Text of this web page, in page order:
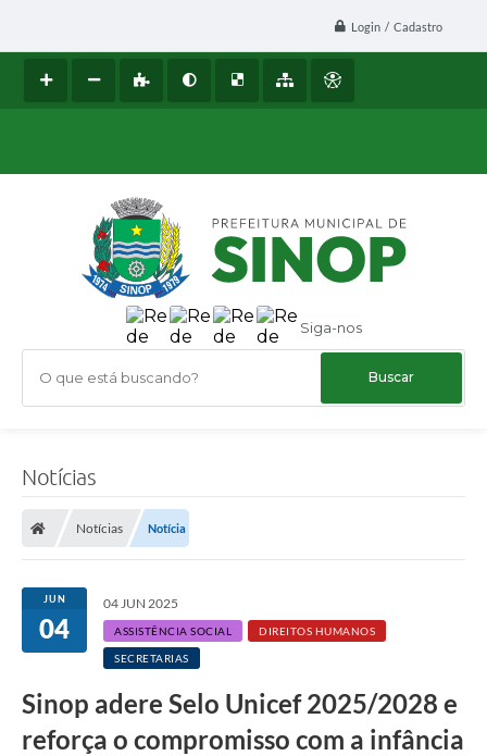
Login / Cadastro
Siga-nos
O que está buscando?
Notícias
Notícias Notícia
JUN
04
04 JUN 2025
ASSISTÊNCIA SOCIAL DIREITOS HUMANOS
SECRETARIAS
Sinop adere Selo Unicef 2025/2028 e
reforça o compromisso com a infância